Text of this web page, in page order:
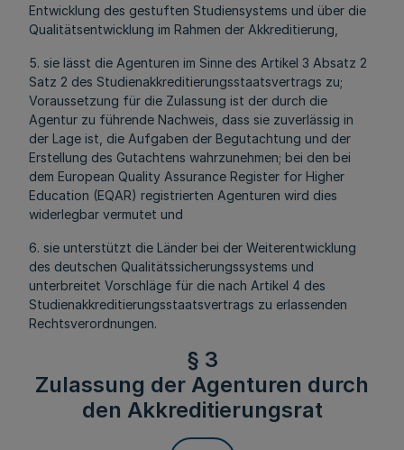
Entwicklung des gestuften Studiensystems und über die
Qualitätsentwicklung im Rahmen der Akkreditierung,
5. sie lässt die Agenturen im Sinne des Artikel 3 Absatz 2
Satz 2 des Studienakkreditierungsstaatsvertrags zu;
Voraussetzung für die Zulassung ist der durch die
Agentur zu führende Nachweis, dass sie zuverlässig in
der Lage ist, die Aufgaben der Begutachtung und der
Erstellung des Gutachtens wahrzunehmen; bei den bei
dem European Quality Assurance Register for Higher
Education (EQAR) registrierten Agenturen wird dies
widerlegbar vermutet und
6. sie unterstützt die Länder bei der Weiterentwicklung
des deutschen Qualitätssicherungssystems und
unterbreitet Vorschläge für die nach Artikel 4 des
Studienakkreditierungsstaatsvertrags zu erlassenden
Rechtsverordnungen.
§ 3
Zulassung der Agenturen durch
den Akkreditierungsrat